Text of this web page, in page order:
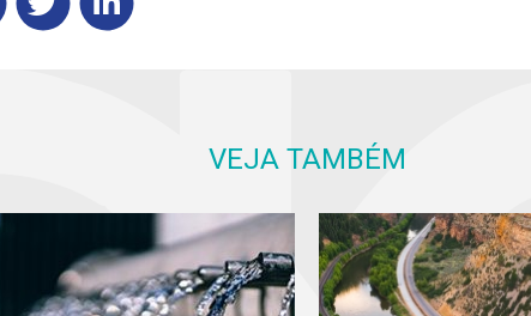
VEJA TAMBÉM